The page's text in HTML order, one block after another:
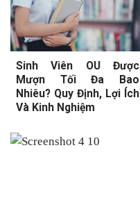
Sinh Viên OU Được
Mượn Tối Đa Bao
Nhiêu? Quy Định, Lợi Ích
Và Kinh Nghiệm